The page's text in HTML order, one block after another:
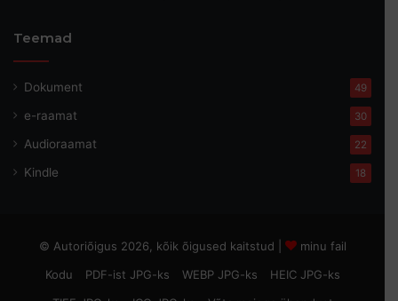
Teemad
Dokument 49
e-raamat 30
Audioraamat 22
Kindle 18
© Autoriõigus 2026, kõik õigused kaitstud |
minu fail
Kodu
PDF-ist JPG-ks WEBP JPG-ks
HEIC JPG-ks